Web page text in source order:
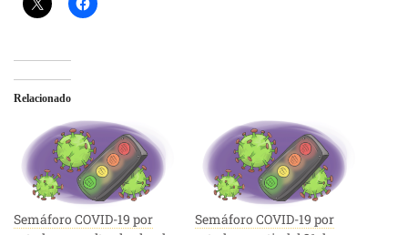
Relacionado
Semáforo COVID-19 por
Semáforo COVID-19 por